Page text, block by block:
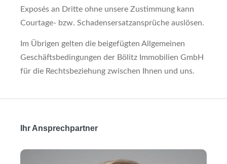
Exposés an Dritte ohne unsere Zustimmung kann
Courtage- bzw. Schadensersatzansprüche auslösen.
Im Übrigen gelten die beigefügten Allgemeinen
Geschäftsbedingungen der Bölitz Immobilien GmbH
für die Rechtsbeziehung zwischen Ihnen und uns.
Ihr Ansprechpartner